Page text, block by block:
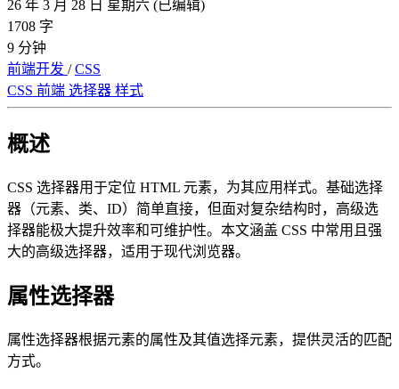
26 年 3 月 28 日 星期六 (已编辑)
1708 字
9 分钟
前端开发 /CSS
CSS 前端 选择器 样式
概述
CSS 选择器用于定位 HTML 元素，为其应用样式。基础选择
器（元素、类、ID）简单直接，但面对复杂结构时，高级选
择器能极大提升效率和可维护性。本文涵盖 CSS 中常用且强
大的高级选择器，适用于现代浏览器。
属性选择器
属性选择器根据元素的属性及其值选择元素，提供灵活的匹配
方式。